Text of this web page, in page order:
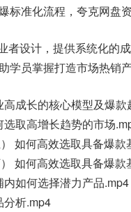
标准化流程，夸克网盘
者设计，提供系统化的
学员掌握打造市场热销
成长的核心模型及爆
取高增长趋势的市场
如何高效选取具备爆款
如何高效选取具备爆款
如何选择潜力产品.mp4
分析.mp4